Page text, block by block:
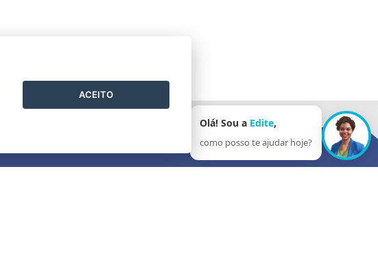
Olá! Sou a Edite,
como posso te ajudar hoje?
ACEITO